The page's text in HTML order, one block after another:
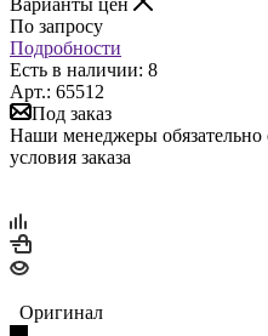
По запросу
Подробности
Есть в наличии: 8
Арт.: 65512
Под заказ
Наши менеджеры обязательно
условия заказа
Оригинал